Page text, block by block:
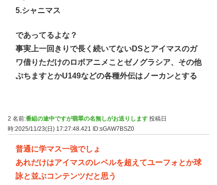
5.シャニマス
であってるよな？
事実上一回きりで長く続いてないDSとアイマスのガ
ワ借りただけのロボアニメことゼノグラシア、その他
ぷちますとかU149などの各種外伝はノーカンとする
2 名前:番組の途中ですが翡翠の名無しがお送りします 投稿日
時:2025/11/23(日) 17:27:48.421 ID:sGAW7BSZ0
普通に学マス一強でしょ
あれだけはアイマスのレベルを超えてユーフォとか球
詠と並ぶコンテンツだと思う